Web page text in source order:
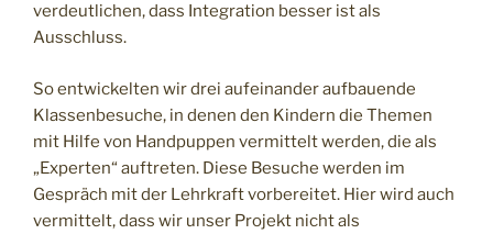
verdeutlichen, dass Integration besser ist als
Ausschluss.
So entwickelten wir drei aufeinander aufbauende
Klassenbesuche, in denen den Kindern die Themen
mit Hilfe von Handpuppen vermittelt werden, die als
„Experten“ auftreten. Diese Besuche werden im
Gespräch mit der Lehrkraft vorbereitet. Hier wird auch
vermittelt, dass wir unser Projekt nicht als